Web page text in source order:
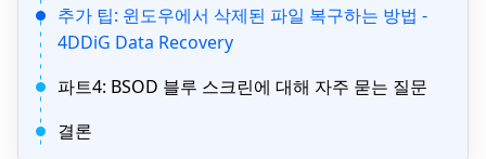
추가 팁: 윈도우에서 삭제된 파일 복구하는 방법 -
4DDiG Data Recovery
파트4: BSOD 블루 스크린에 대해 자주 묻는 질문
결론